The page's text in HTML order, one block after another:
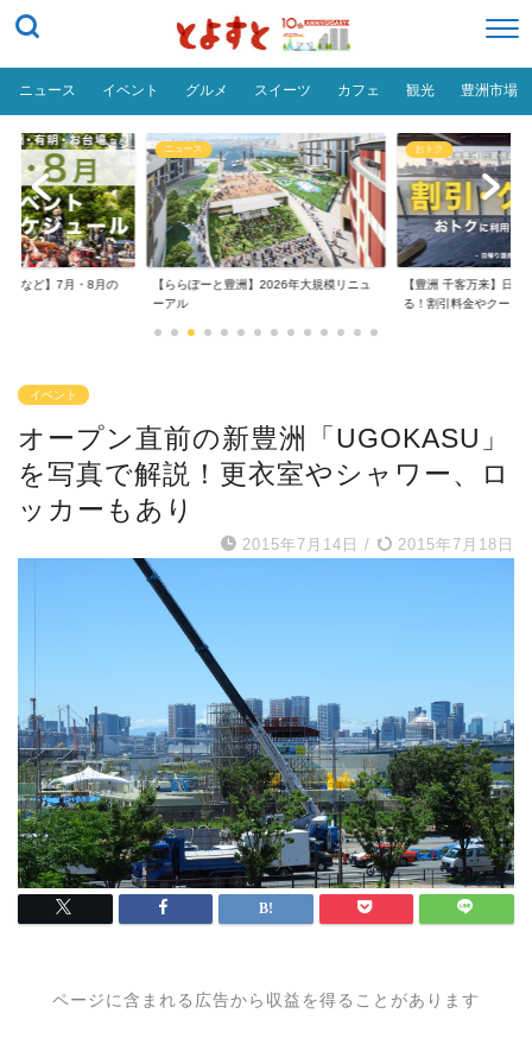
ニュース イベント グルメ スイーツ カフェ 観光 豊洲市場
場など】7月・8月の
ニュース
【ららぽーと豊洲】2026年大規模リニュ
ーアル
おトク
【豊洲 千客万来】日帰
る！割引料金やクーポ...
イベント
オープン直前の新豊洲「UGOKASU」
を写真で解説！更衣室やシャワー、ロ
ッカーもあり
2015年7月14日 / 2015年7月18日
ページに含まれる広告から収益を得ることがあります